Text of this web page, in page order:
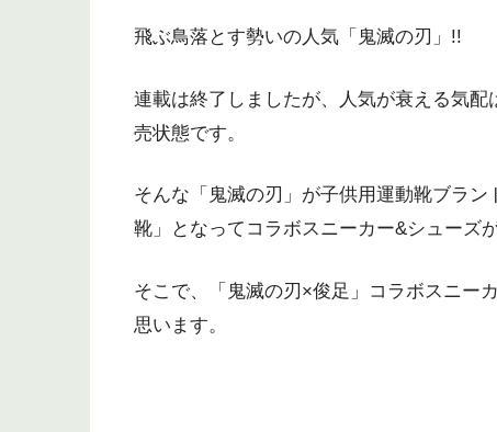
飛ぶ鳥落とす勢いの人気「鬼滅の刃」!!
連載は終了しましたが、人気が衰える気
売状態です。
そんな「鬼滅の刃」が子供用運動靴ブラ
靴」となってコラボスニーカー&シューズ
そこで、「鬼滅の刃×俊足」コラボスニー
思います。